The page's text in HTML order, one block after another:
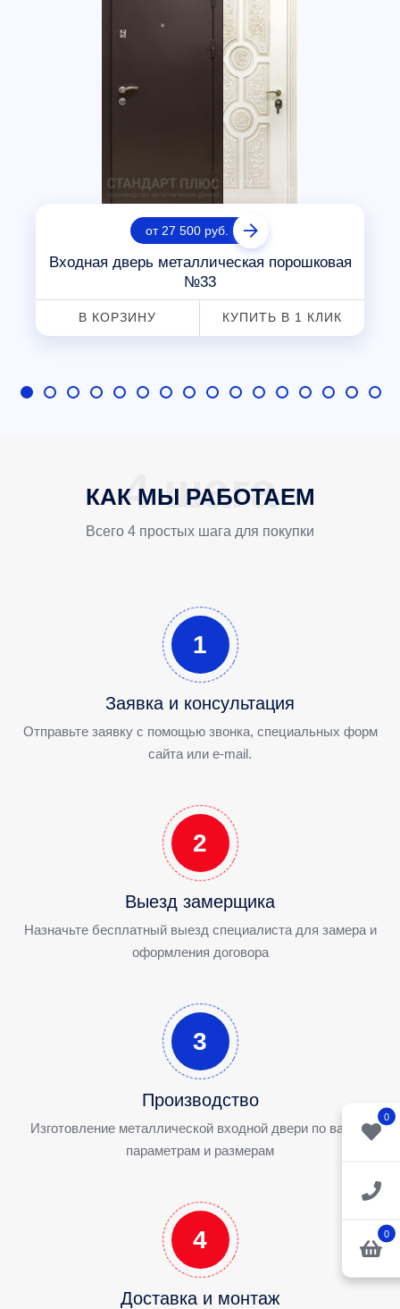
0
0
от 27 500 руб.
Входная дверь металлическая порошковая
№33
В КОРЗИНУ КУПИТЬ В 1 КЛИК
КАК МЫ РАБОТАЕМ
Всего 4 простых шага для покупки
1
Заявка и консультация
Отправьте заявку с помощью звонка, специальных форм
сайта или e-mail.
2
Выезд замерщика
Назначьте бесплатный выезд специалиста для замера и
оформления договора
3
Производство
Изготовление металлической входной двери по вашим
параметрам и размерам
4
Доставка и монтаж